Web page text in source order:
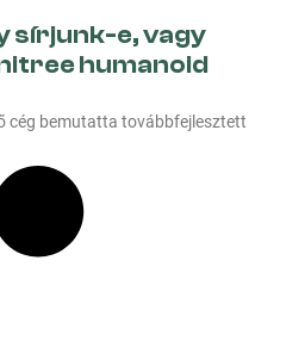
sírjunk-e, vagy
humanoid
cég bemutatta továbbfejlesztett